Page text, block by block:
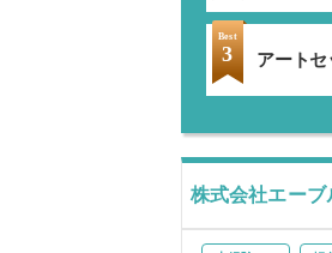
Best
3 アート
株式会社エーブ